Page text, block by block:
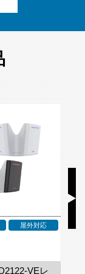
屋外対応
VEレ
ア
ネ